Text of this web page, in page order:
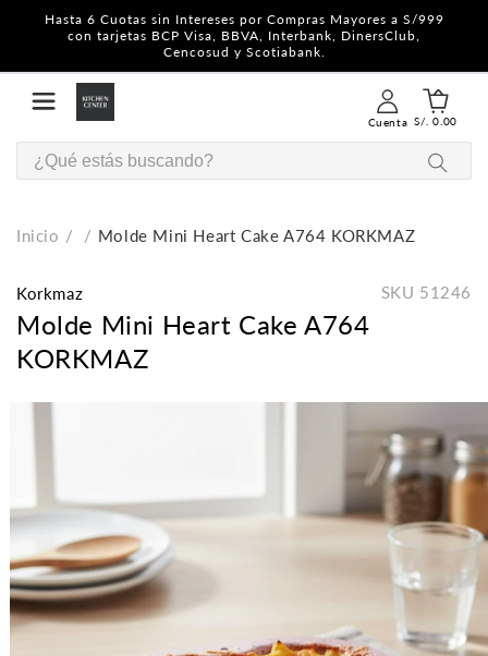
Hasta 6 Cuotas sin Intereses por Compras Mayores a S/999
con tarjetas BCP Visa, BBVA, Interbank, DinersClub,
Cencosud y Scotiabank.
Cuenta S/. 0.00
Inicio Molde Mini Heart Cake A764 KORKMAZ
Korkmaz SKU 51246
Molde Mini Heart Cake A764
KORKMAZ